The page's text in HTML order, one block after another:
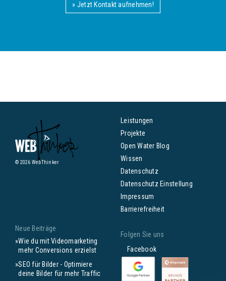
» Jetzt Kontakt aufnehmen!
© 2026 WebThinker
Leistungen
Projekte
Open Water Blog
Wissen
Datenschutz
Datenschutz Einstellung
Impressum
Barrierefreiheit
Neue Beiträge
Wie du mit Videomarketing
mehr Conversions erzielst
SEO für Bilder - Optimiere
deine Bilder für mehr Traffic
Folgen Sie uns
Facebook